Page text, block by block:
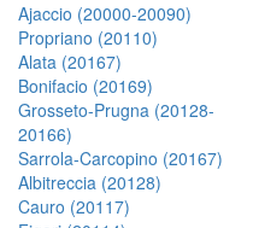
Ajaccio (20000-20090)
Propriano (20110)
Alata (20167)
Bonifacio (20169)
Grosseto-Prugna (20128-
20166)
Sarrola-Carcopino (20167)
Albitreccia (20128)
Cauro (20117)